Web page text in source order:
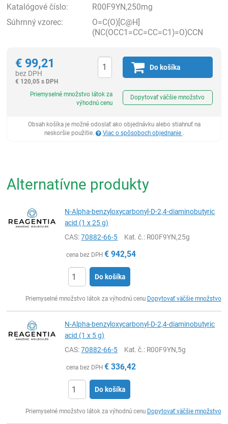
Katalógové číslo:
R00F9YN,250mg
Súhrnný vzorec:
O=C(O)[C@H]
(NC(OCC1=CC=CC=C1)=O)CCN
€ 99,21
bez DPH
€ 120,05 s DPH
Do košíka
Priemyselné množstvo látok za
výhodnú cenu
Dopytovať väčšie množstvo
Obsah košíka je možné odoslať ako objednávku alebo stiahnuť na
neskoršie použitie.
Viac o spôsoboch objednanie .
Alternatívne produkty
N-Alpha-benzyloxycarbonyl-D-2,4-diaminobutyric
acid (1 x 25 g)
CAS:70882-66-5 Kat. č.: R00F9YN,25g
cena bez DPH € 942,54
Do košíka
Priemyselné množstvo látok za výhodnú cenu Dopytovať väčšie množstvo
N-Alpha-benzyloxycarbonyl-D-2,4-diaminobutyric
acid (1 x 5 g)
CAS:70882-66-5 Kat. č.: R00F9YN,5g
cena bez DPH € 336,42
Do košíka
Priemyselné množstvo látok za výhodnú cenu Dopytovať väčšie množstvo